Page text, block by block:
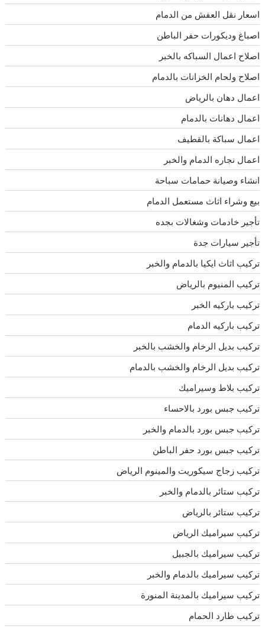
اسعار نقل العفش من الدمام
اصباغ وديكورات حفر الباطن
اصلاح اعمال السباكه بالخبر
اصلاح ولحام الخزانات بالدمام
اعمال دهان بالرياض
اعمال دهانات بالدمام
اعمال سباكة بالقطيف
اعمال نجاره الدمام والخبر
انشاء وصيانة حمامات سباحة
بيع وشراء اثاث مستعمل الدمام
تأجير خادمات وشغالات بجده
تأجير سيارات جدة
تركيب اثاث ايكيا بالدمام والخبر
تركيب المنيوم بالرياض
تركيب باركيه الخبر
تركيب باركيه الدمام
تركيب بديل الرخام والخشب بالخبر
تركيب بديل الرخام والخشب بالدمام
تركيب بلاط وسيراميك
تركيب جبس بورد بالاحساء
تركيب جبس بورد بالدمام والخبر
تركيب جبس بورد حفر الباطن
تركيب زجاج سيكوريت والمينوم الرياض
تركيب ستائر بالدمام والخبر
تركيب ستائر بالرياض
تركيب سيراميك الرياض
تركيب سيراميك بالجبيل
تركيب سيراميك بالدمام والخبر
تركيب سيراميك بالمدينة المنورة
تركيب طارد الحمام